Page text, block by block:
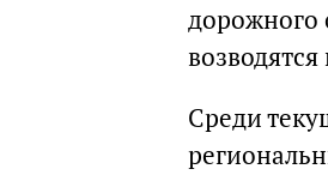
дорожного
Среди